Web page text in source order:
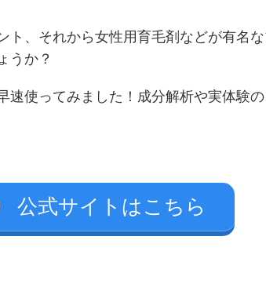
、それから女性用育毛剤などが有名な
うか？
速使ってみました！成分解析や実体験
公式サイトはこちら